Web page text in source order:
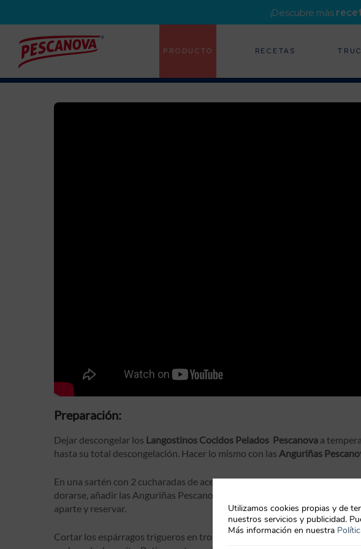
¡Descubre más
PRODUCTO RECETAS
Preparación:
Dejar descongelar los Langostinos Cocidos Pelados Pescanova a
hasta su total descongelación. Hacer lo mismo con las Anguriñas
En una sartén con 2 cucharadas de aceite, saltear el ajo laminado y la
dorarse, añadir las Anguriñas Pescanova y dar vueltas durante 1 minuto.
aparte y reservar.
Cortar los espárragos trigueros en trozos grandes y saltear en la misma
Utilizamos cookies propias y de
nuestros servicios y publicidad.
Más información en nuestra